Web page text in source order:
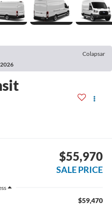
Colapsar
$55,970
SALE PRICE
$59,470